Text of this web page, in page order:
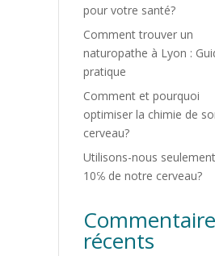
pour votre santé?
Comment trouver un
naturopathe à Lyon :
pratique
Comment et pourquoi
optimiser la chimie de
cerveau?
Utilisons-nous seulement
10℅ de notre cerveau?
récents